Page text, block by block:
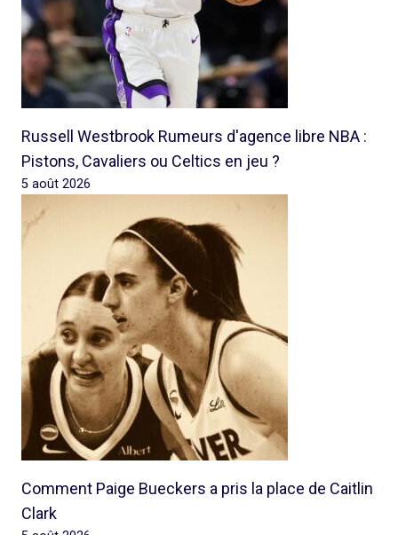
Russell Westbrook Rumeurs d'agence libre NBA :
Pistons, Cavaliers ou Celtics en jeu ?
5 août 2026
Comment Paige Bueckers a pris la place de Caitlin
Clark